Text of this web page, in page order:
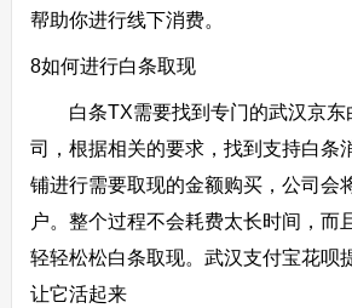
帮助你进行线下消费。
8如何进行白条取现
白条TX需要找到专门的武汉京东
司，根据相关的要求，找到支持白条
铺进行需要取现的金额购买，公司会
户。整个过程不会耗费太长时间，而
轻轻松松白条取现。武汉支付宝花呗
让它活起来